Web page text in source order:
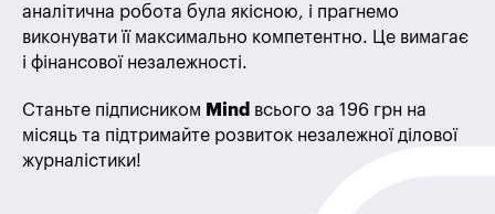
аналітична робота була якісною, і прагнемо
виконувати її максимально компетентно. Це вимагає
і фінансової незалежності.
Станьте підписником Mind всього за 196 грн на
місяць та підтримайте розвиток незалежної ділової
журналістики!